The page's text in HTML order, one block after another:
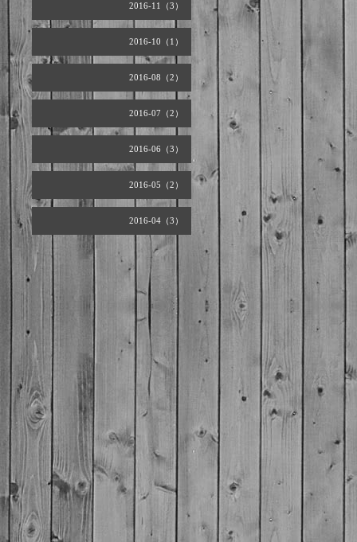
2016-11（3）
2016-10（1）
2016-08（2）
2016-07（2）
2016-06（3）
2016-05（2）
2016-04（3）